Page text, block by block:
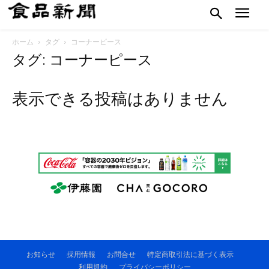
ホーム タグ コーナーピース
タグ: コーナーピース
表示できる投稿はありません
お知らせ 採用情報 お問合せ
特定商取引法に基づく表示
利用規約
プライバシーポリシー